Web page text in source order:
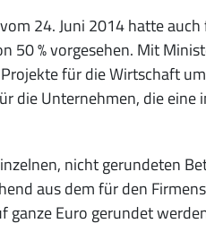
24. Juni 2014 hatte
50 % vorgesehen. Mit
für die Wirtschaft
die Unternehmen, die
nicht gerundeten
aus dem für den
ganze Euro gerundet